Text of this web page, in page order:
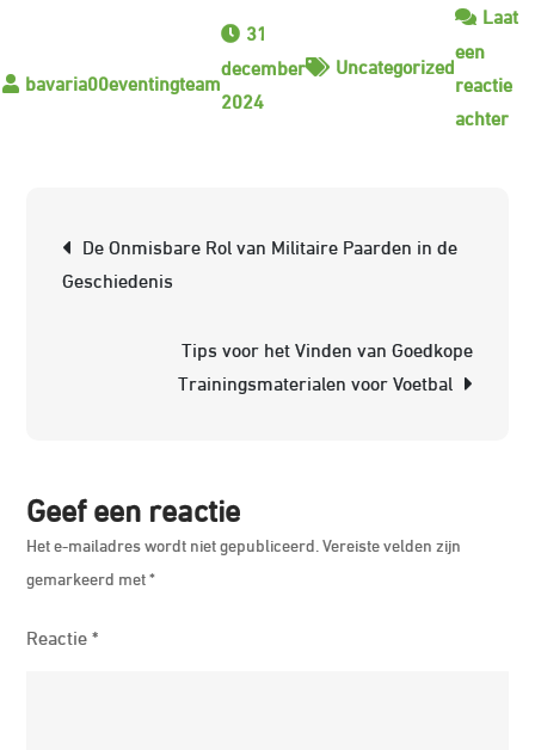
31
december
2024
Uncategorized
Laat
een
reactie
achterop
De Onmisbare Rol van Militaire Paarden in de
Geschiedenis
Tips voor het Vinden van Goedkope
Trainingsmaterialen voor Voetbal
Geef een reactie
Het e-mailadres wordt niet gepubliceerd. Vereiste velden zijn
gemarkeerd met*
Reactie*